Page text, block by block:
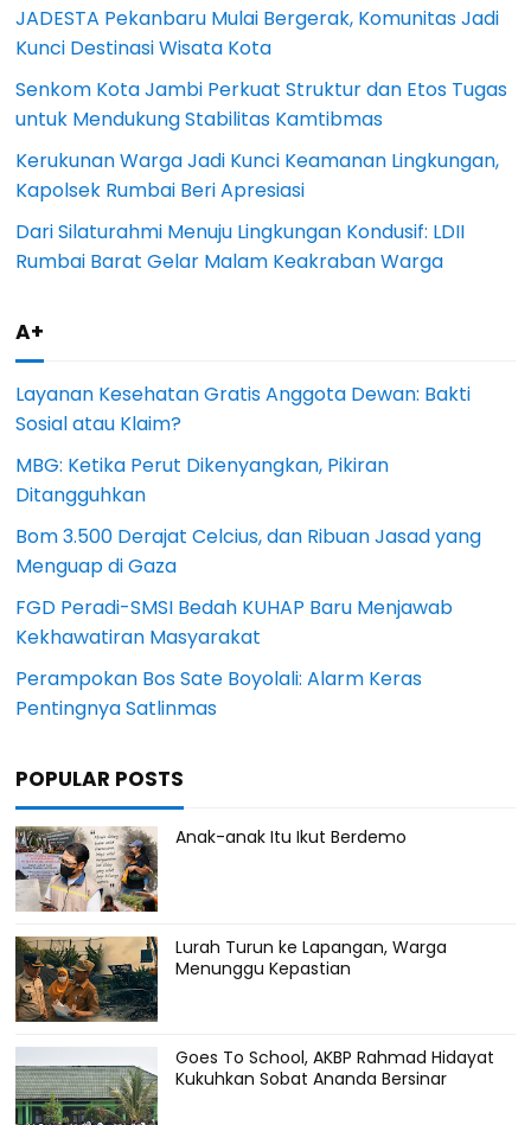
JADESTA Pekanbaru Mulai Bergerak, Komunitas Jadi
Kunci Destinasi Wisata Kota
Senkom Kota Jambi Perkuat Struktur dan Etos Tugas
untuk Mendukung Stabilitas Kamtibmas
Kerukunan Warga Jadi Kunci Keamanan Lingkungan,
Kapolsek Rumbai Beri Apresiasi
Dari Silaturahmi Menuju Lingkungan Kondusif: LDII
Rumbai Barat Gelar Malam Keakraban Warga
A+
Layanan Kesehatan Gratis Anggota Dewan: Bakti
Sosial atau Klaim?
MBG: Ketika Perut Dikenyangkan, Pikiran
Ditangguhkan
Bom 3.500 Derajat Celcius, dan Ribuan Jasad yang
Menguap di Gaza
FGD Peradi-SMSI Bedah KUHAP Baru Menjawab
Kekhawatiran Masyarakat
Perampokan Bos Sate Boyolali: Alarm Keras
Pentingnya Satlinmas
POPULAR POSTS
Anak-anak Itu Ikut Berdemo
Lurah Turun ke Lapangan, Warga
Menunggu Kepastian
Goes To School, AKBP Rahmad Hidayat
Kukuhkan Sobat Ananda Bersinar